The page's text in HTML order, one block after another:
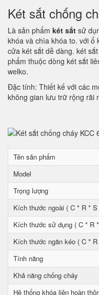
Két sắt chống
Là sản phẩm két sắt sử
khóa và chìa khóa to. với ổ
cửa két sắt dễ dàng. két
phẩm thuộc dòng két sắt
welko.
Đặc tính: Thiết kế với các
không gian lưu trữ rộng rãi
Tên sản phẩm
Model
Trọng lượng
Kích thước ngoài ( C * R * S
Kích thước sử dụng ( C * R
Kích thước ngăn kéo ( C *
Tính năng
Khả năng chống cháy
Hệ thống khóa liên hoàn